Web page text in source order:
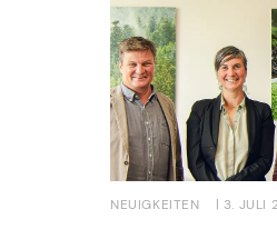
NEUIGKEITEN | 3. JULI